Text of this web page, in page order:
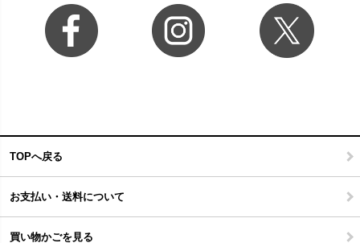
TOPへ戻る
お支払い・送料について
買い物かごを見る